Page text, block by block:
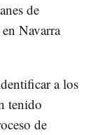
de
Navarra
a los
tenido
de